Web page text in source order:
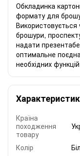
Обкладинка
формату для
Використовується
брошури,
надати
оптимальне
необхідних
Країна
походження
товару
Колір